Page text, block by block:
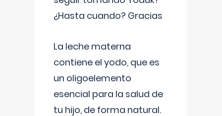
¿Hasta cuando? Gracias
La leche materna
contiene el yodo, que es
un oligoelemento
esencial para la salud de
tu hijo, de forma natural.